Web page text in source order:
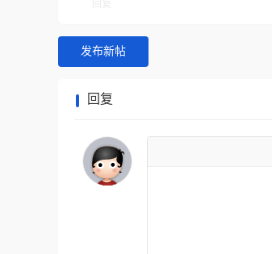
发布新帖
回复